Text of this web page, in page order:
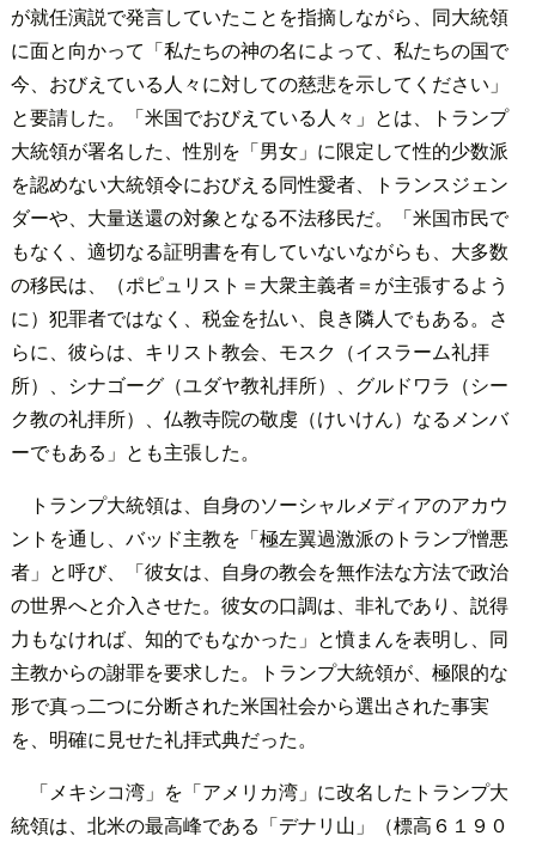
が就任演説で発言していたことを指摘しながら、同大統領
に面と向かって「私たちの神の名によって、私たちの国で
今、おびえている人々に対しての慈悲を示してください」
と要請した。「米国でおびえている人々」とは、トランプ
大統領が署名した、性別を「男女」に限定して性的少数派
を認めない大統領令におびえる同性愛者、トランスジェン
ダーや、大量送還の対象となる不法移民だ。「米国市民で
もなく、適切なる証明書を有していないながらも、大多数
の移民は、（ポピュリスト＝大衆主義者＝が主張するよう
に）犯罪者ではなく、税金を払い、良き隣人でもある。さ
らに、彼らは、キリスト教会、モスク（イスラーム礼拝
所）、シナゴーグ（ユダヤ教礼拝所）、グルドワラ（シー
ク教の礼拝所）、仏教寺院の敬虔（けいけん）なるメンバ
ーでもある」とも主張した。
トランプ大統領は、自身のソーシャルメディアのアカウ
ントを通し、バッド主教を「極左翼過激派のトランプ憎悪
者」と呼び、「彼女は、自身の教会を無作法な方法で政治
の世界へと介入させた。彼女の口調は、非礼であり、説得
力もなければ、知的でもなかった」と憤まんを表明し、同
主教からの謝罪を要求した。トランプ大統領が、極限的な
形で真っ二つに分断された米国社会から選出された事実
を、明確に見せた礼拝式典だった。
「メキシコ湾」を「アメリカ湾」に改名したトランプ大
統領は、北米の最高峰である「デナリ山」（標高６１９０